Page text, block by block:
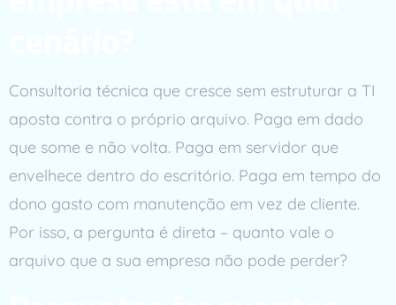
Consultoria técnica que cresce sem estruturar a TI
aposta contra o próprio arquivo. Paga em dado
que some e não volta. Paga em servidor que
envelhece dentro do escritório. Paga em tempo do
dono gasto com manutenção em vez de cliente.
Por isso, a pergunta é direta – quanto vale o
arquivo que a sua empresa não pode perder?